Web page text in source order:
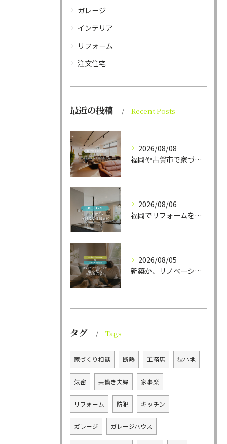
ガレージ
インテリア
リフォーム
注文住宅
最近の投稿 Recent Posts
2026/08/08
福岡や古賀市で家づくりをされている方から、そんなご相談をよく...
2026/08/06
福岡でリフォームをお考えの方、必見。
2026/08/05
新築か、リノベーションか。
タグ Tags
家づくり相談 断熱 工務店 狭小地
気密 共働き夫婦 家事楽
リフォーム 防犯 キッチン
ガレージ ガレージハウス